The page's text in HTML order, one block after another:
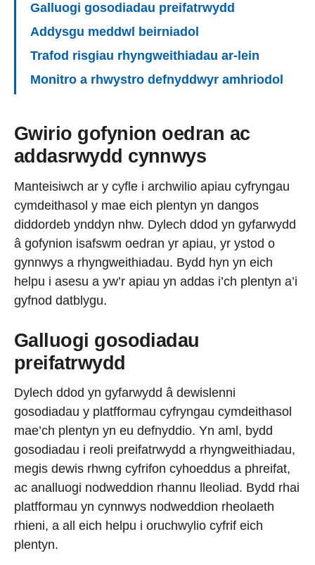
Galluogi gosodiadau preifatrwydd
Addysgu meddwl beirniadol
Trafod risgiau rhyngweithiadau ar-lein
Monitro a rhwystro defnyddwyr amhriodol
Gwirio gofynion oedran ac
addasrwydd cynnwys
Manteisiwch ar y cyfle i archwilio apiau cyfryngau
cymdeithasol y mae eich plentyn yn dangos
diddordeb ynddyn nhw. Dylech ddod yn gyfarwydd
â gofynion isafswm oedran yr apiau, yr ystod o
gynnwys a rhyngweithiadau. Bydd hyn yn eich
helpu i asesu a yw’r apiau yn addas i’ch plentyn a’i
gyfnod datblygu.
Galluogi gosodiadau
preifatrwydd
Dylech ddod yn gyfarwydd â dewislenni
gosodiadau y platfformau cyfryngau cymdeithasol
mae’ch plentyn yn eu defnyddio. Yn aml, bydd
gosodiadau i reoli preifatrwydd a rhyngweithiadau,
megis dewis rhwng cyfrifon cyhoeddus a phreifat,
ac analluogi nodweddion rhannu lleoliad. Bydd rhai
platfformau yn cynnwys nodweddion rheolaeth
rhieni, a all eich helpu i oruchwylio cyfrif eich
plentyn.